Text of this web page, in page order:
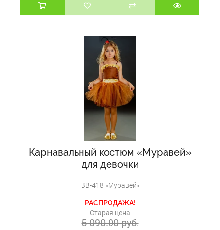
Карнавальный костюм «Муравей»
для девочки
ВВ-418 «Муравей»
РАСПРОДАЖА!
Старая цена
5 090.00 руб.